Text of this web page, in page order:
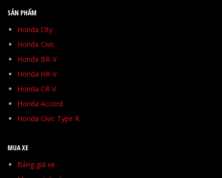
SẢN PHẨM
Honda City
Honda Civic
Honda BR-V
Honda HR-V
Honda CR-V
Honda Accord
Honda Civic Type R
MUA XE
Bảng giá xe